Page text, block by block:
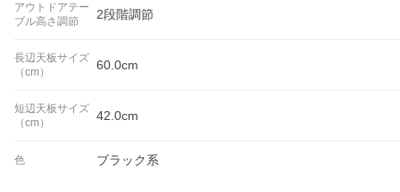
アウトドアテー
ブル高さ調節
2段階調節
長辺天板サイズ
（cm）
60.0cm
短辺天板サイズ
（cm）
42.0cm
色 ブラック系